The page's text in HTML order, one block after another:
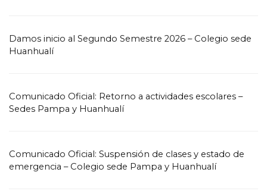
Damos inicio al Segundo Semestre 2026 – Colegio sede
Huanhualí
Comunicado Oficial: Retorno a actividades escolares –
Sedes Pampa y Huanhualí
Comunicado Oficial: Suspensión de clases y estado de
emergencia – Colegio sede Pampa y Huanhualí